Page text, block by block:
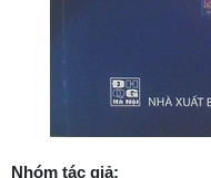
Nhóm tác giả: